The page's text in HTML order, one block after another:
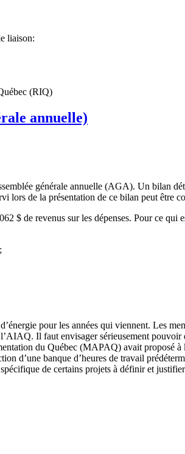
liaison:
(RIQ)
annuelle)
générale annuelle (AGA). Un bilan
lors de la présentation de ce bilan peut être
$ de revenus sur les dépenses. Pour ce
pour les années qui viennent. Les
Il faut envisager sérieusement
du Québec (MAPAQ) avait proposé
d’une banque d’heures de travail
de certains projets à définir et